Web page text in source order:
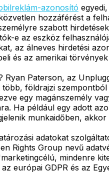
azonosító
hozzáférést a
szabott
e az eszköz
az álneves hirdetési
és az amerikai
Ryan Paterson, az
földrajzi
egy magánszemély
Ha például egy adott
munkaidőben,
adatokat
Rights Group nevű
mindenre
európai GDPR és az